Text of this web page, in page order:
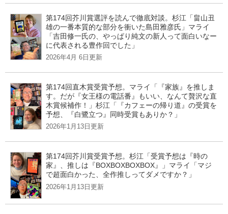
第174回芥川賞選評を読んで徹底対談。杉江「畠山丑
雄の一番本質的な部分を衝いた島田雅彦氏」マライ
「吉田修一氏の、やっぱり純文の新人って面白いなー
に代表される豊作回でした」
2026年4月 6日更新
第174回直木賞受賞予想。マライ「『家族』を推しま
す。だが『女王様の電話番』もいい、なんて贅沢な直
木賞候補作！」杉江「『カフェーの帰り道』の受賞を
予想、『白鷺立つ』同時受賞もありか？」
2026年1月13日更新
第174回芥川賞受賞予想。杉江「受賞予想は『時の
家』、推しは『BOXBOXBOXBOX』」マライ「マジ
で超面白かった、全作推しってダメですか？」
2026年1月13日更新